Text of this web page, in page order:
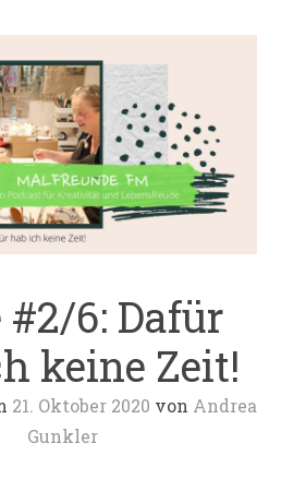
#2/6: Dafür
keine Zeit!
21. Oktober 2020 von Andrea
Gunkler